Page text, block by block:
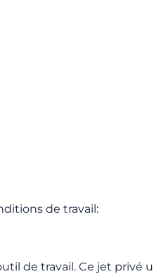
de travail:
de travail. Ce jet